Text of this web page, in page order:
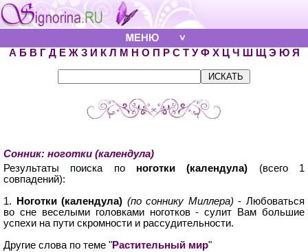
А Б В Г Д Е Ж З И К Л М Н О П Р С Т У Ф Х Ц Ч Ш Щ Э Ю Я
Сонник: ноготки (календула)
Результаты поиска по ноготки (календула) (всего 1
совпадений):
1.
Ноготки (календула) (по соннику Миллера) - Любоваться
во сне веселыми головками ноготков - сулит Вам большие
успехи на пути скромности и рассудительности.
Другие слова по теме "Растительный мир"